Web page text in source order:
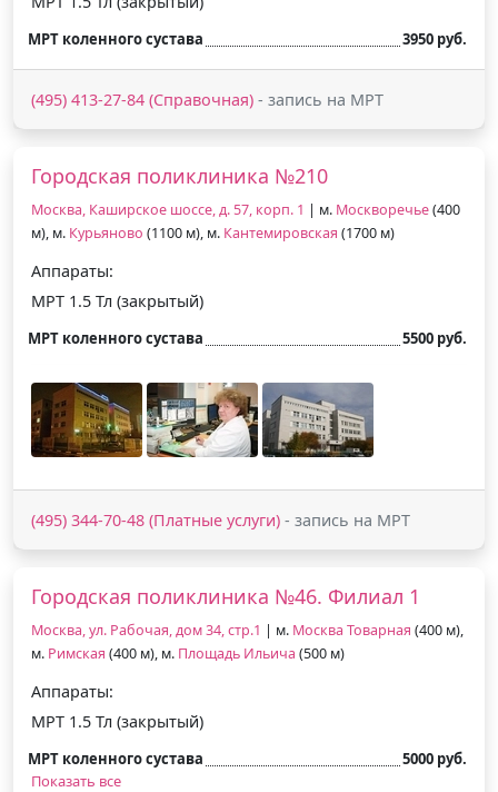
МРТ коленного сустава 3950 руб.
(495) 413-27-84 (Справочная) - запись на МРТ
Городская поликлиника №210
Москва, Каширское шоссе, д. 57, корп. 1 | м. Москворечье(400
м), м. Курьяново (1100 м), м. Кантемировская (1700 м)
Аппараты:
МРТ 1.5 Тл (закрытый)
МРТ коленного сустава 5500 руб.
(495) 344-70-48 (Платные услуги) - запись на МРТ
Городская поликлиника №46. Филиал 1
Москва, ул. Рабочая, дом 34, стр.1 | м. Москва Товарная (400 м),
м. Римская (400 м), м. Площадь Ильича (500 м)
Аппараты:
МРТ 1.5 Тл (закрытый)
МРТ коленного сустава
5000 руб.
Показать все